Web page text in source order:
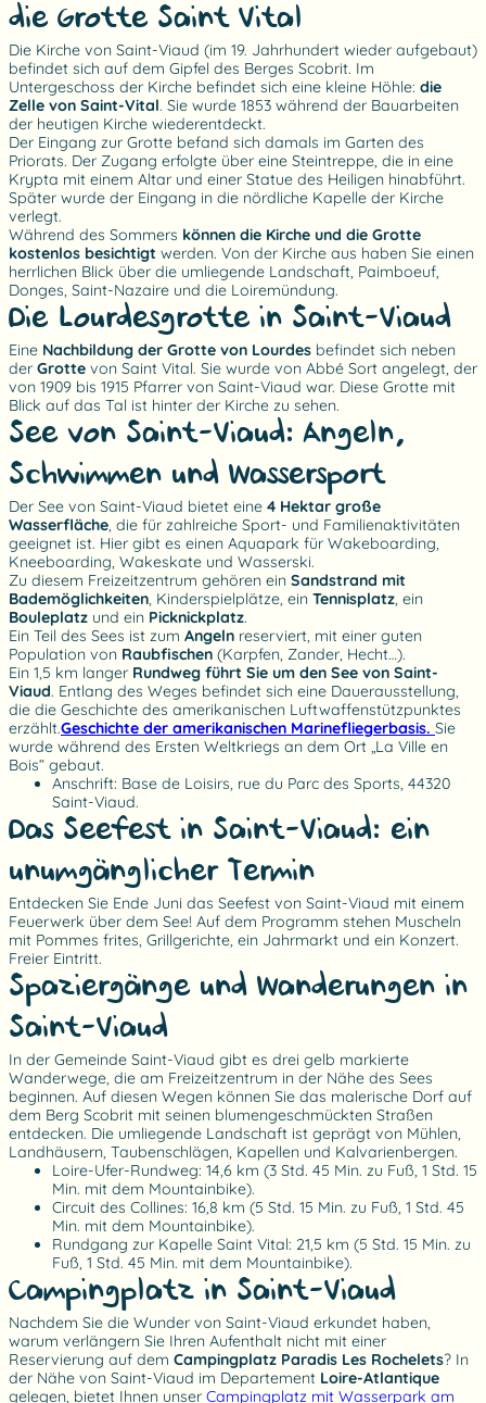
die Grotte Saint Vital
Die Kirche von Saint-Viaud (im 19. Jahrhundert wieder aufgebaut)
befindet sich auf dem Gipfel des Berges Scobrit. Im
Untergeschoss der Kirche befindet sich eine kleine Höhle: die
Zelle von Saint-Vital. Sie wurde 1853 während der Bauarbeiten
der heutigen Kirche wiederentdeckt.
Der Eingang zur Grotte befand sich damals im Garten des
Priorats. Der Zugang erfolgte über eine Steintreppe, die in eine
Krypta mit einem Altar und einer Statue des Heiligen hinabführt.
Später wurde der Eingang in die nördliche Kapelle der Kirche
verlegt.
Während des Sommers können die Kirche und die Grotte
kostenlos besichtigt werden. Von der Kirche aus haben Sie einen
herrlichen Blick über die umliegende Landschaft, Paimboeuf,
Donges, Saint-Nazaire und die Loiremündung.
Die Lourdesgrotte in Saint-Viaud
Eine Nachbildung der Grotte von Lourdes befindet sich neben
der Grotte von Saint Vital. Sie wurde von Abbé Sort angelegt, der
von 1909 bis 1915 Pfarrer von Saint-Viaud war. Diese Grotte mit
Blick auf das Tal ist hinter der Kirche zu sehen.
See von Saint-Viaud: Angeln,
Schwimmen und Wassersport
Der See von Saint-Viaud bietet eine 4 Hektar große
Wasserfläche, die für zahlreiche Sport- und Familienaktivitäten
geeignet ist. Hier gibt es einen Aquapark für Wakeboarding,
Kneeboarding, Wakeskate und Wasserski.
Zu diesem Freizeitzentrum gehören ein Sandstrand mit
Bademöglichkeiten, Kinderspielplätze, ein Tennisplatz, ein
Bouleplatz und ein Picknickplatz.
Ein Teil des Sees ist zum Angeln reserviert, mit einer guten
Population von Raubfischen (Karpfen, Zander, Hecht…).
Ein 1,5 km langer Rundweg führt Sie um den See von Saint-
Viaud. Entlang des Weges befindet sich eine Dauerausstellung,
die die Geschichte des amerikanischen Luftwaffenstützpunktes
erzählt.Geschichte der amerikanischen Marinefliegerbasis. Sie
wurde während des Ersten Weltkriegs an dem Ort „La Ville en
Bois“ gebaut.
Anschrift: Base de Loisirs, rue du Parc des Sports, 44320
Saint-Viaud.
Das Seefest in Saint-Viaud: ein
unumgänglicher Termin
Entdecken Sie Ende Juni das Seefest von Saint-Viaud mit einem
Feuerwerk über dem See! Auf dem Programm stehen Muscheln
mit Pommes frites, Grillgerichte, ein Jahrmarkt und ein Konzert.
Freier Eintritt.
Spaziergänge und Wanderungen in
Saint-Viaud
In der Gemeinde Saint-Viaud gibt es drei gelb markierte
Wanderwege, die am Freizeitzentrum in der Nähe des Sees
beginnen. Auf diesen Wegen können Sie das malerische Dorf auf
dem Berg Scobrit mit seinen blumengeschmückten Straßen
entdecken. Die umliegende Landschaft ist geprägt von Mühlen,
Landhäusern, Taubenschlägen, Kapellen und Kalvarienbergen.
Loire-Ufer-Rundweg: 14,6 km (3 Std. 45 Min. zu Fuß, 1 Std. 15
Min. mit dem Mountainbike).
Circuit des Collines: 16,8 km (5 Std. 15 Min. zu Fuß, 1 Std. 45
Min. mit dem Mountainbike).
Rundgang zur Kapelle Saint Vital: 21,5 km (5 Std. 15 Min. zu
Fuß, 1 Std. 45 Min. mit dem Mountainbike).
Campingplatz in Saint-Viaud
Nachdem Sie die Wunder von Saint-Viaud erkundet haben,
warum verlängern Sie Ihren Aufenthalt nicht mit einer
Reservierung auf dem Campingplatz Paradis Les Rochelets? In
der Nähe von Saint-Viaud im Departement Loire-Atlantique
gelegen, bietet Ihnen unser Campingplatz mit Wasserpark am